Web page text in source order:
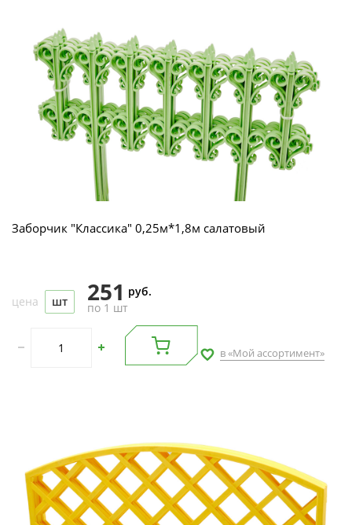
Заборчик "Классика" 0,25м*1,8м салатовый
цена шт 251 руб.
по 1 шт
в «Мой ассортимент»